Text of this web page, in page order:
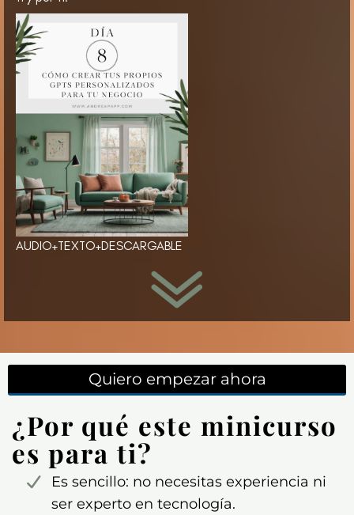
AUDIO+TEXTO+DESCARGABLE
Quiero empezar ahora
¿Por qué este minicurso
es para ti?
Es sencillo: no necesitas experiencia ni
ser experto en tecnología.